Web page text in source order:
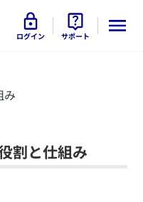
ログイン サポート
み
割と仕組み